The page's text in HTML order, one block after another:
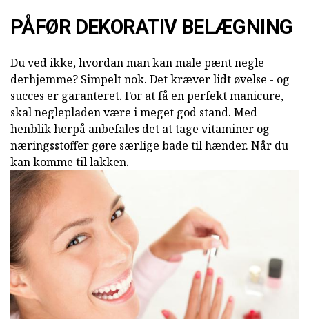
PÅFØR DEKORATIV BELÆGNING
Du ved ikke, hvordan man kan male pænt negle
derhjemme? Simpelt nok. Det kræver lidt øvelse - og
succes er garanteret. For at få en perfekt manicure,
skal neglepladen være i meget god stand. Med
henblik herpå anbefales det at tage vitaminer og
næringsstoffer gøre særlige bade til hænder. Når du
kan komme til lakken.